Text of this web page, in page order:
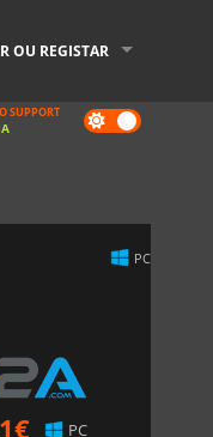
OU REGISTAR
Dark
mode
SUPPORT
PC
€ PC